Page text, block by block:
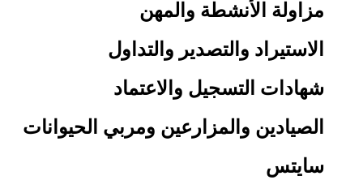
مزاولة الأنشطة والمهن
الاستيراد والتصدير والتداول
شهادات التسجيل والاعتماد
الصيادين والمزارعين ومربي الحيوانات
سايتس